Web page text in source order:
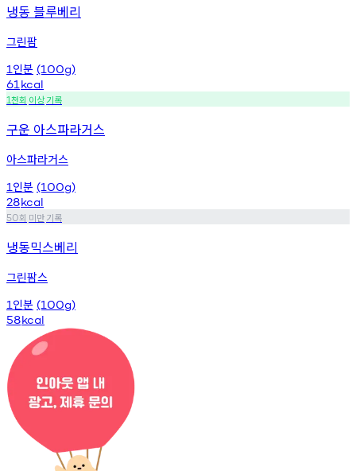
냉동 블루베리
그린팜
1 인분 (100g)
61 kcal
1천회 이상기록
구운 아스파라거스
아스파라거스
1 인분 (100g)
28kcal
50회 미만기록
냉동믹스베리
그린팜스
1 인분 (100g)
58kcal